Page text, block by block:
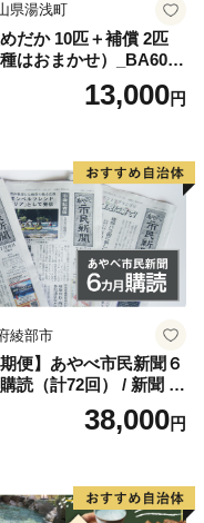
置し、ほぼ半島全
緑豊かな自然に恵ま
、トマト、花きなど
さらに乳牛、肉牛、
業地帯として全国の
しております。
おいと活力のあるガ
働で構想実現に向け
多くの方々が田原市
るようにするため、
おります。さらには
するため、環境保全
ります。
を募集しておりま
ちしております。
県湯浅町
だか 10匹＋補償 2匹
種はおまかせ）_BA6001
13,000円
綾部市
期便】あやべ市民新聞６
読（計72回） / 新聞 情
定期購読 綾部市 / 株式
あやべ市民新聞社［BSC
38,000円